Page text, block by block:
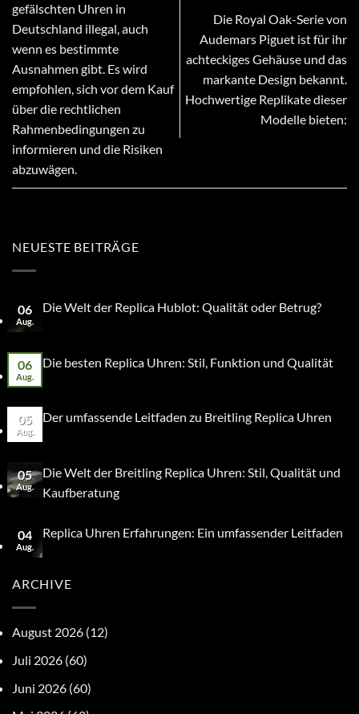
gefälschten Uhren in
Deutschland illegal, auch
wenn es bestimmte
Ausnahmen gibt. Es wird
empfohlen, sich vor dem Kauf
über die rechtlichen
Rahmenbedingungen zu
informieren und die Risiken
abzuwägen.
Die Royal Oak-Serie von
Audemars Piguet ist für ihr
achteckiges Gehäuse und das
markante Design bekannt.
Hochwertige Replikate dieser
Modelle bieten:
NEUESTE BEITRÄGE
06
Aug.
Die Welt der Replica Hublot: Qualität oder Betrug?
06
Aug.
Die besten Replica Uhren: Stil, Funktion und Qualität
05
Aug.
Der umfassende Leitfaden zu Breitling Replica Uhren
05
Aug.
Die Welt der Breitling Replica Uhren: Stil, Qualität und
Kaufberatung
04
Aug.
Replica Uhren Erfahrungen: Ein umfassender Leitfaden
ARCHIVE
August 2026 (12)
Juli 2026 (60)
Juni 2026 (60)